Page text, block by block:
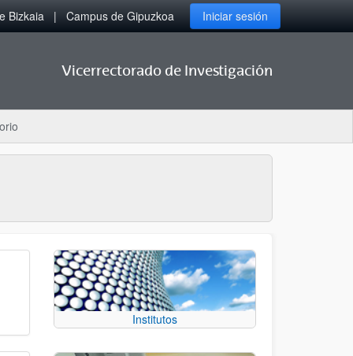
Bizkaia Campus de Gipuzkoa Iniciar sesión
Vicerrectorado de Investigación
Institutos